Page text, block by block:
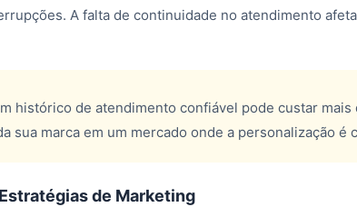
A falta de continuidade no atendimento
histórico de atendimento confiável pode custar mais
sua marca em um mercado onde a personalização é
de Marketing